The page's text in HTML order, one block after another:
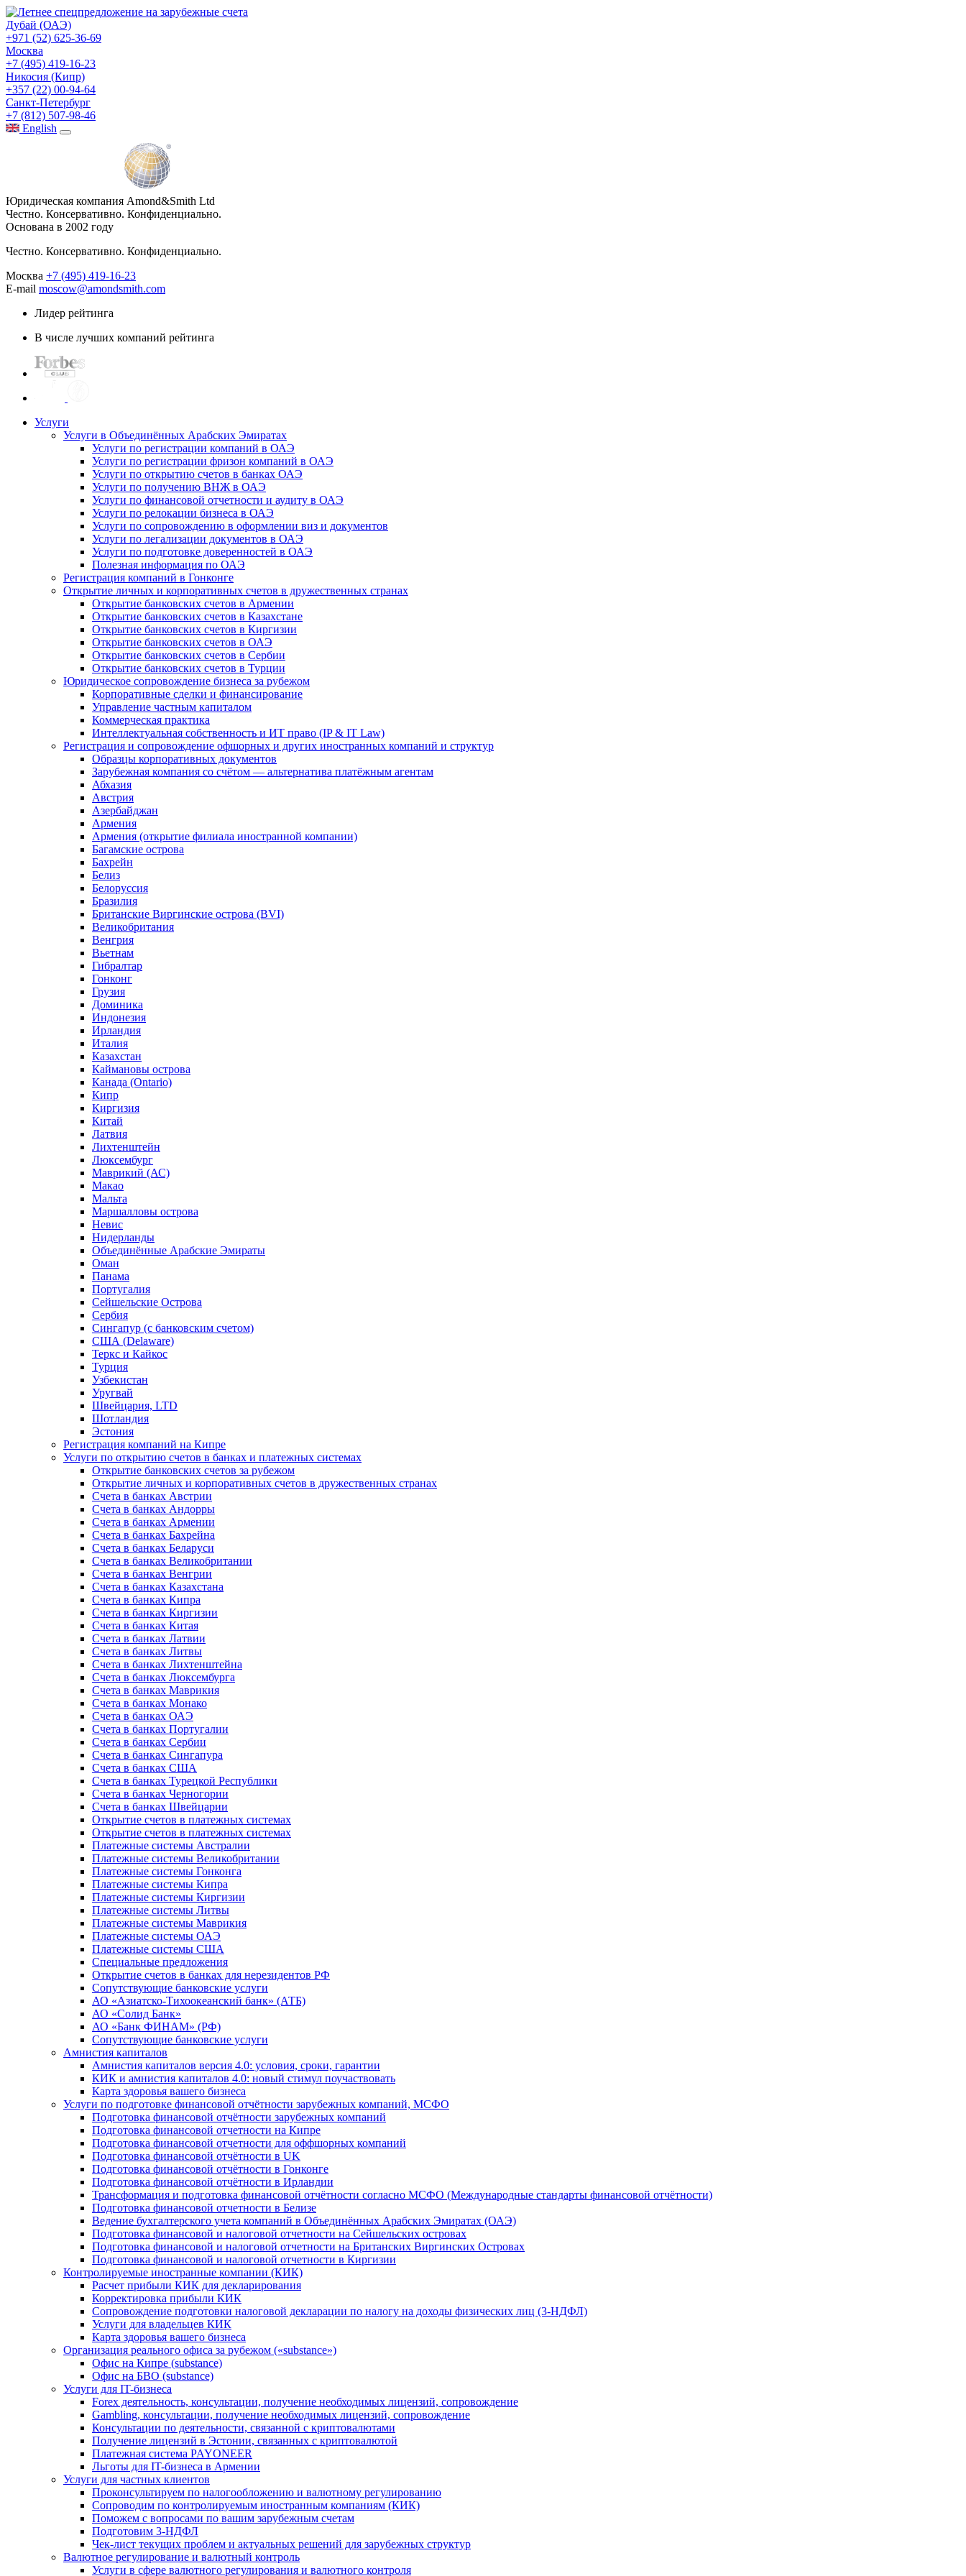
Дубай (ОАЭ)
+971 (52) 625-36-69
Москва
+7 (495) 419-16-23
Никосия (Кипр)
+357 (22) 00-94-64
Санкт-Петербург
+7 (812) 507-98-46
English
Юридическая компания Amond&Smith Ltd
Честно. Консервативно. Конфиденциально.
Основана в 2002 году
Честно. Консервативно. Конфиденциально.
Москва +7 (495) 419-16-23
E-mail moscow@amondsmith.com
Лидер рейтинга
В числе лучших компаний рейтинга
Услуги
Услуги в Объединённых Арабских Эмиратах
Услуги по регистрации компаний в ОАЭ
Услуги по регистрации фризон компаний в ОАЭ
Услуги по открытию счетов в банках ОАЭ
Услуги по получению ВНЖ в ОАЭ
Услуги по финансовой отчетности и аудиту в ОАЭ
Услуги по релокации бизнеса в ОАЭ
Услуги по сопровождению в оформлении виз и документов
Услуги по легализации документов в ОАЭ
Услуги по подготовке доверенностей в ОАЭ
Полезная информация по ОАЭ
Регистрация компаний в Гонконге
Открытие личных и корпоративных счетов в дружественных странах
Открытие банковских счетов в Армении
Открытие банковских счетов в Казахстане
Открытие банковских счетов в Киргизии
Открытие банковских счетов в ОАЭ
Открытие банковских счетов в Сербии
Открытие банковских счетов в Турции
Юридическое сопровождение бизнеса за рубежом
Корпоративные сделки и финансирование
Управление частным капиталом
Коммерческая практика
Интеллектуальная собственность и ИТ право (IP & IT Law)
Регистрация и сопровождение офшорных и других иностранных компаний и структур
Образцы корпоративных документов
Зарубежная компания со счётом — альтернатива платёжным агентам
Абхазия
Австрия
Азербайджан
Армения
Армения (открытие филиала иностранной компании)
Багамские острова
Бахрейн
Белиз
Белоруссия
Бразилия
Британские Виргинские острова (BVI)
Великобритания
Венгрия
Вьетнам
Гибралтар
Гонконг
Грузия
Доминика
Индонезия
Ирландия
Италия
Казахстан
Каймановы острова
Канада (Ontario)
Кипр
Киргизия
Китай
Латвия
Лихтенштейн
Люксембург
Маврикий (АС)
Макао
Мальта
Маршалловы острова
Нeвис
Нидерланды
Объединённые Арабские Эмираты
Оман
Панама
Португалия
Сейшельские Острова
Сербия
Сингапур (c банковским счетом)
США (Delaware)
Теркс и Кайкос
Турция
Узбекистан
Уругвай
Швейцария, LTD
Шотландия
Эстония
Регистрация компаний на Кипре
Услуги по открытию счетов в банках и платежных системах
Открытие банковских счетов за рубежом
Открытие личных и корпоративных счетов в дружественных странах
Счета в банках Австрии
Счета в банках Андорры
Счета в банках Армении
Счета в банках Бахрейна
Счета в банках Беларуси
Счета в банках Великобритании
Счета в банках Венгрии
Счета в банках Казахстана
Счета в банках Кипра
Счета в банках Киргизии
Счета в банках Китая
Счета в банках Латвии
Счета в банках Литвы
Счета в банках Лихтенштейна
Счета в банках Люксембурга
Счета в банках Маврикия
Счета в банках Монако
Счета в банках ОАЭ
Счета в банках Португалии
Счета в банках Сербии
Счета в банках Сингапура
Счета в банках США
Счета в банках Турецкой Республики
Счета в банках Черногории
Счета в банках Швейцарии
Открытие счетов в платежных системах
Открытие счетов в платежных системах
Платежные системы Австралии
Платежные системы Великобритании
Платежные системы Гонконга
Платежные системы Кипра
Платежные системы Киргизии
Платежные системы Литвы
Платежные системы Маврикия
Платежные системы ОАЭ
Платежные системы США
Специальные предложения
Открытие счетов в банках для нерезидентов РФ
Сопутствующие банковские услуги
АО «Азиатско-Тихоокеанский банк» (АТБ)
АО «Солид Банк»
АО «Банк ФИНАМ» (РФ)
Сопутствующие банковские услуги
Амнистия капиталов
Амнистия капиталов версия 4.0: условия, сроки, гарантии
КИК и амнистия капиталов 4.0: новый стимул поучаствовать
Карта здоровья вашего бизнеса
Услуги по подготовке финансовой отчётности зарубежных компаний, МСФО
Подготовка финансовой отчётности зарубежных компаний
Подготовка финансовой отчетности на Кипре
Подготовка финансовой отчетности для оффшорных компаний
Подготовка финансовой отчётности в UK
Подготовка финансовой отчётности в Гонконге
Подготовка финансовой отчётности в Ирландии
Трансформация и подготовка финансовой отчётности согласно МСФО (Международные стандарты финансовой отчётности)
Подготовка финансовой отчетности в Белизе
Ведение бухгалтерского учета компаний в Объединённых Арабских Эмиратах (ОАЭ)
Подготовка финансовой и налоговой отчетности на Сейшельских островах
Подготовка финансовой и налоговой отчетности на Британских Виргинских Островах
Подготовка финансовой и налоговой отчетности в Киргизии
Контролируемые иностранные компании (КИК)
Расчет прибыли КИК для декларирования
Корректировка прибыли КИК
Сопровождение подготовки налоговой декларации по налогу на доходы физических лиц (3-НДФЛ)
Услуги для владельцев КИК
Карта здоровья вашего бизнеса
Организация реального офиса за рубежом («substance»)
Офис на Кипре (substance)
Офис на БВО (substance)
Услуги для IT-бизнеса
Forex деятельность, консультации, получение необходимых лицензий, сопровождение
Gambling, консультации, получение необходимых лицензий, сопровождение
Консультации по деятельности, связанной с криптовалютами
Получение лицензий в Эстонии, связанных с криптовалютой
Платежная система PAYONEER
Льготы для IT-бизнеса в Армении
Услуги для частных клиентов
Проконсультируем по налогообложению и валютному регулированию
Сопроводим по контролируемым иностранным компаниям (КИК)
Поможем с вопросами по вашим зарубежным счетам
Подготовим 3-НДФЛ
Чек-лист текущих проблем и актуальных решений для зарубежных структур
Валютное регулирование и валютный контроль
Услуги в сфере валютного регулирования и валютного контроля